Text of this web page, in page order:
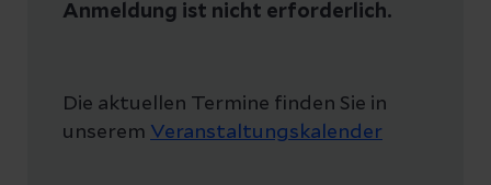
Anmeldung ist nicht erforderlich.
Die aktuellen Termine finden Sie in
unserem Veranstaltungskalender